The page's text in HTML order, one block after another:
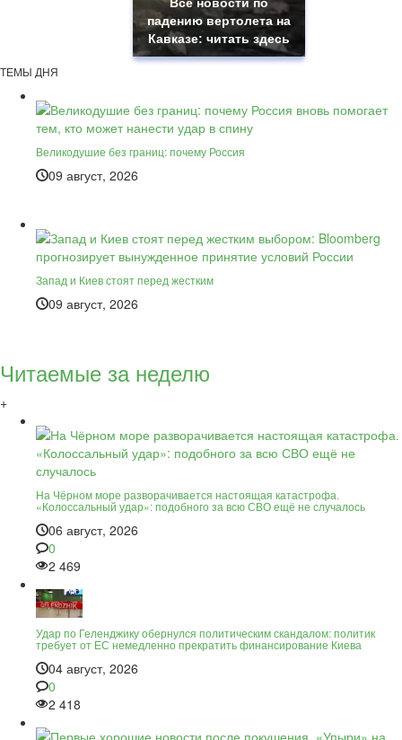
Все новости по
падению вертолета на
Кавказе: читать здесь
ТЕМЫ ДНЯ
Великодушие без границ: почему Россия
09 август, 2026
Запад и Киев стоят перед жестким
09 август, 2026
Читаемые за неделю
+
На Чёрном море разворачивается настоящая катастрофа.
«Колоссальный удар»: подобного за всю СВО ещё не случалось
06 август, 2026
0
2 469
Удар по Геленджику обернулся политическим скандалом: политик
требует от ЕС немедленно прекратить финансирование Киева
04 август, 2026
0
2 418